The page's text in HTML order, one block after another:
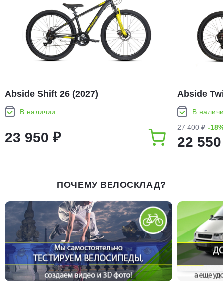
Abside Shift 26 (2027)
В наличии
23 950 ₽
Abside
В
27 400 ₽ -
22
ПОЧЕМУ ВЕЛОСКЛАД?